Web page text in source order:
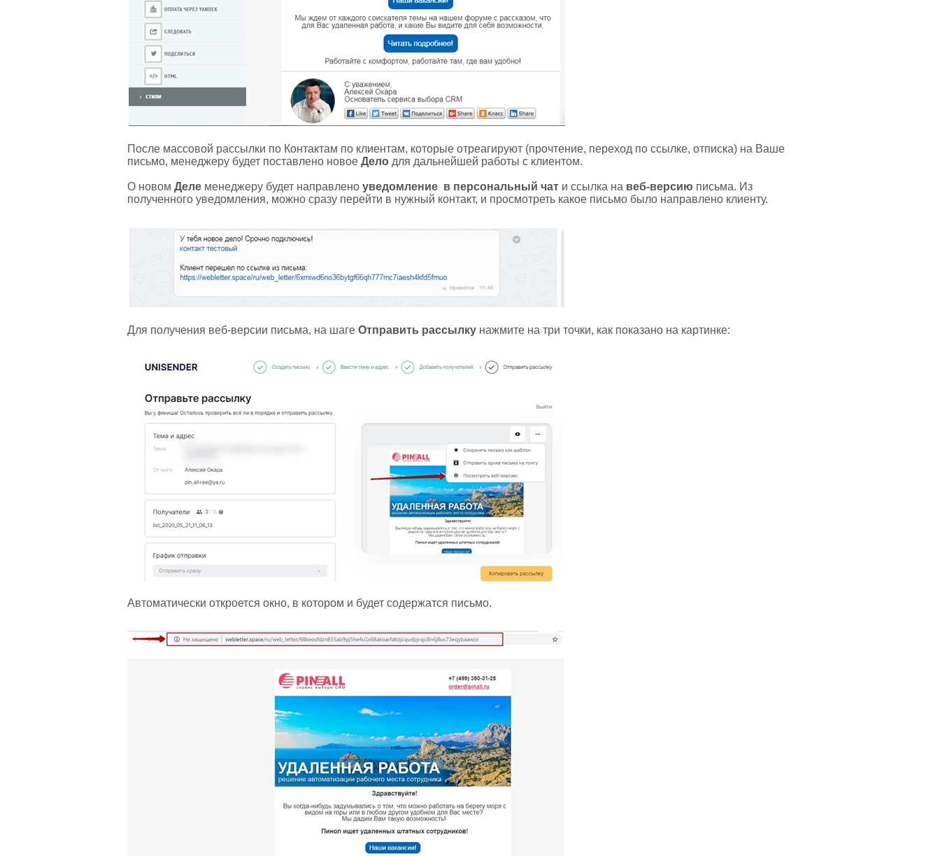
После массовой рассылки по Контактам по клиентам, которые отреагируют (прочтение, переход по ссылке, отписка) на Ваше
письмо, менеджеру будет поставлено новое Дело для дальнейшей работы с клиентом.
О новом Деле менеджеру будет направлено уведомление в персональный чат и ссылка на веб-версию письма. Из
полученного уведомления, можно сразу перейти в нужный контакт, и просмотреть какое письмо было направлено клиенту.
Для получения веб-версии письма, на шаге Отправить рассылку нажмите на три точки, как показано на картинке:
Автоматически откроется окно, в котором и будет содержатся письмо.